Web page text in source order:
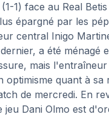
1) face au Real
épargné par les
central Inigo
a été ménagé
mais
optimisme quant à sa
de mercredi. En
jeu Dani Olmo est